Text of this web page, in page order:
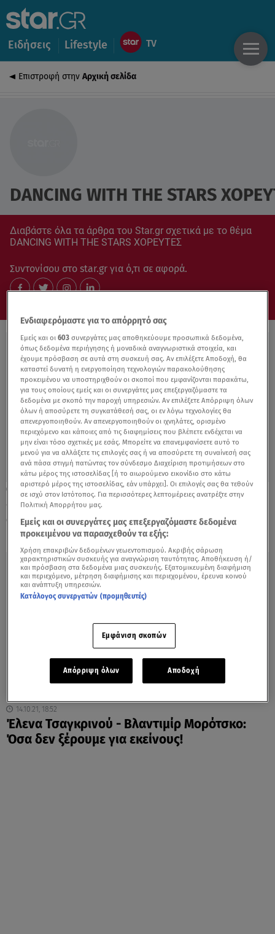
Ειδήσεις Lifestyle
Επιστροφή στην Αρχική σελίδα
DANCING WITH THE STARS
Διαβάστε όλα τα άρθρα του Star.gr σχετικά με το θέμα
DANCING WITH THE STARS ΧΟΡΕΥΤΕΣ
Συντονίσου στο star.gr για ό,τι σε αφορά.
15.10.21, 18:04
«Dancing with the Stars»: Έφτασε η
στιγμή της μεγάλης πρεμιέρας!
14.10.21, 18:52
Έλενα Τσαγκρινού - Βλαντιμίρ Μορότσκο:
Όσα δεν ξέρουμε για εκείνους!
Ενδιαφερόμαστε για το απόρρητό σας
Εμείς και οι603 συνεργάτες μας αποθηκεύουμε προσωπικά δεδομένα,
όπως δεδομένα περιήγησης ή μοναδικά αναγνωριστικά στοιχεία, και
έχουμε πρόσβαση σε αυτά στη συσκευή σας. Αν επιλέξετε Αποδοχή, θα
καταστεί δυνατή η ενεργοποίηση τεχνολογιών παρακολούθησης
προκειμένου να υποστηριχθούν οι σκοποί που εμφανίζονται παρακάτω,
για τους οποίους εμείς και οι συνεργάτες μας επεξεργαζόμαστε τα
δεδομένα με σκοπό την παροχή υπηρεσιών. Αν επιλέξετε Απόρριψη όλων
όλων ή αποσύρετε τη συγκατάθεσή σας, οι εν λόγω τεχνολογίες θα
απενεργοποιηθούν. Αν απενεργοποιηθούν οι ιχνηλάτες, ορισμένο
περιεχόμενο και κάποιες από τις διαφημίσεις που βλέπετε ενδέχεται να
μην είναι τόσο σχετικές με εσάς. Μπορείτε να επανεμφανίσετε αυτό το
μενού για να αλλάξετε τις επιλογές σας ή να αποσύρετε τη συναίνεσή σας
ανά πάσα στιγμή πατώντας τον σύνδεσμο Διαχείριση προτιμήσεων στο
κάτω μέρος της ιστοσελίδας [ή το αιωρούμενο εικονίδιο στο κάτω
αριστερό μέρος της ιστοσελίδας, εάν υπάρχει]. Οι επιλογές σας θα τεθούν
σε ισχύ στον Ιστότοπος. Για περισσότερες λεπτομέρειες ανατρέξτε στην
Πολιτική Απορρήτου μας.
Εμείς και οι συνεργάτες μας επεξεργαζόμαστε δεδομένα
προκειμένου να παρασχεθούν τα εξής:
Χρήση επακριβών δεδομένων γεωεντοπισμού. Ακριβής σάρωση
χαρακτηριστικών συσκευής για αναγνώριση ταυτότητας. Αποθήκευση ή/
και πρόσβαση στα δεδομένα μιας συσκευής. Εξατομικευμένη διαφήμιση
και περιεχόμενο, μέτρηση διαφήμισης και περιεχομένου, έρευνα κοινού
και ανάπτυξη υπηρεσιών.
Κατάλογος συνεργατών (προμηθευτές)
Εμφάνιση σκοπών
Απόρριψη όλων Αποδοχή